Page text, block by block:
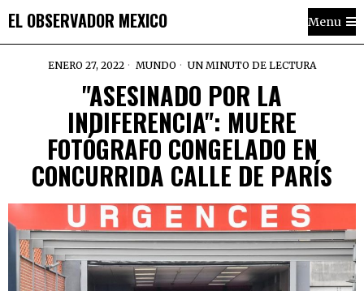
EL OBSERVADOR MEXICO Menu
ENERO 27, 2022 MUNDO UN MINUTO DE LECTURA
"ASESINADO POR LA
INDIFERENCIA": MUERE
FOTÓGRAFO CONGELADO EN
CONCURRIDA CALLE DE PARÍS